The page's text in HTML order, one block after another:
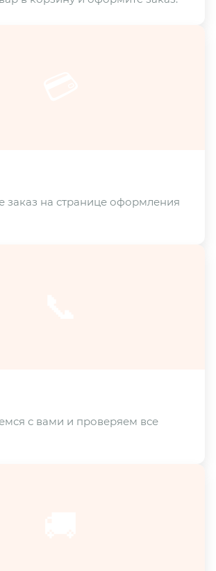
заказ на странице оформления
с вами и проверяем все